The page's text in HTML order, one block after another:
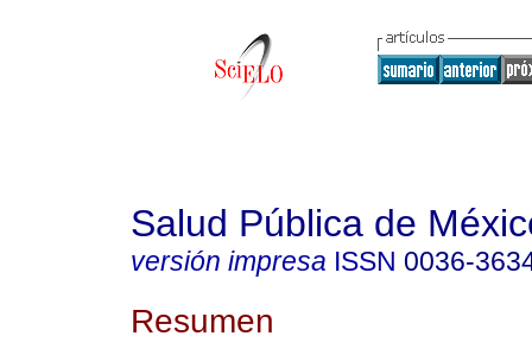
Salud Pública de
versión impresa ISSN 0036-
Resumen